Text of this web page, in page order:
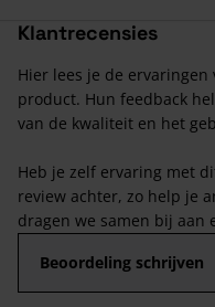
Klantrecensies
Hier lees je de
product. Hun feedback
van de kwaliteit en het
Heb je zelf ervaring met
review achter, zo help je
dragen we samen bij aan
Beoordeling schrijven